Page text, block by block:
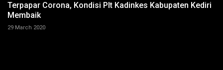
Terpapar Corona, Kondisi Plt Kadinkes Kabupaten Kediri
Membaik
29 March 2020